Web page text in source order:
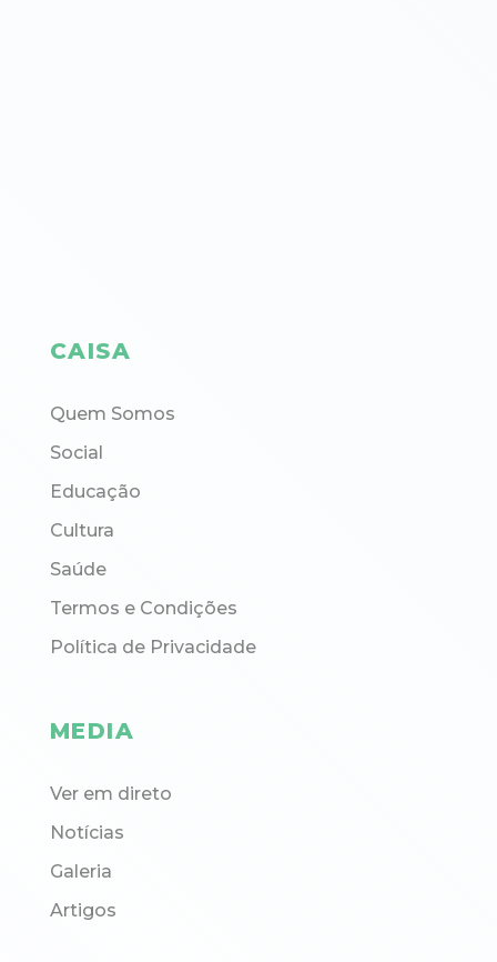
CAISA
Quem Somos
Social
Educação
Cultura
Saúde
Termos e Condições
Política de Privacidade
MEDIA
Ver em direto
Notícias
Galeria
Artigos